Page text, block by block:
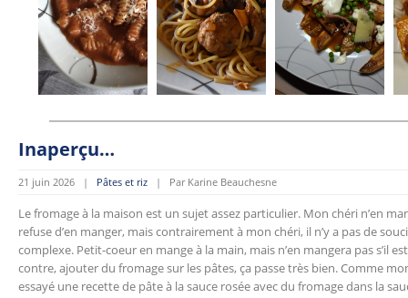
Inaperçu…
21 juin 2026 | Pâtes et riz | Par Karine Beauchesne
Le fromage à la maison est un sujet assez particulier. Mon chéri n’en
refuse d’en manger, mais contrairement à mon chéri, il n’y a pas de
complexe. Petit-coeur en mange à la main, mais n’en mangera pas s’il
contre, ajouter du fromage sur les pâtes, ça passe très bien. Comme
essayé une recette de pâte à la sauce rosée avec du fromage dans la